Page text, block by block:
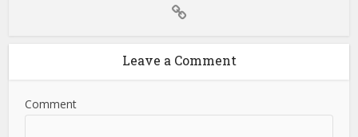
Leave a Comment
Comment